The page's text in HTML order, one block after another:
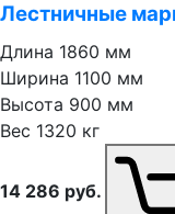
Лестничные
Длина 1860 мм
Ширина 1100 мм
Высота 900 мм
Вес 1320 кг
14 286 руб.